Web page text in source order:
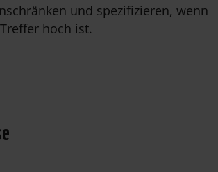
und spezifizieren, wenn
hoch ist.